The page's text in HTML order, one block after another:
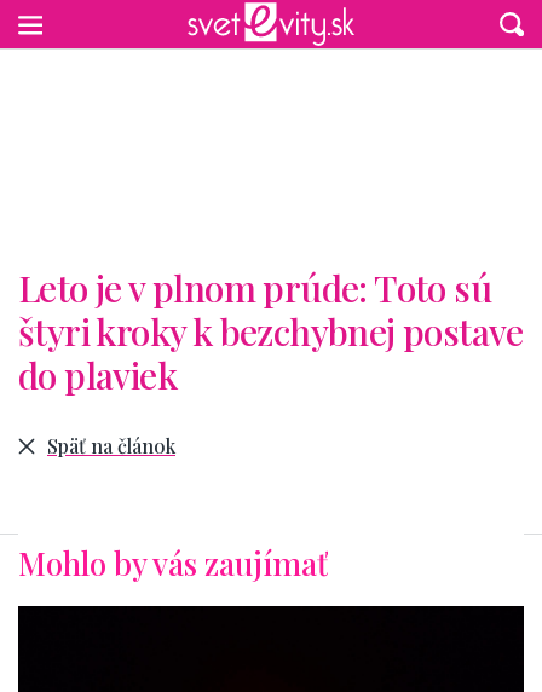
Leto je v plnom prúde: Toto sú
štyri kroky k bezchybnej postave
do plaviek
Späť na článok
Mohlo by vás zaujímať